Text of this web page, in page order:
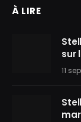
À LIRE
sur
11